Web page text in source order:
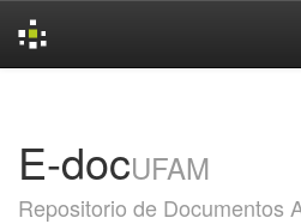
E-docUFAM
Repositorio de Documentos